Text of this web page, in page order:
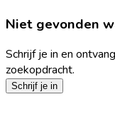
Niet gevonden
Schrijf je in en
zoekopdracht.
Schrijf je in